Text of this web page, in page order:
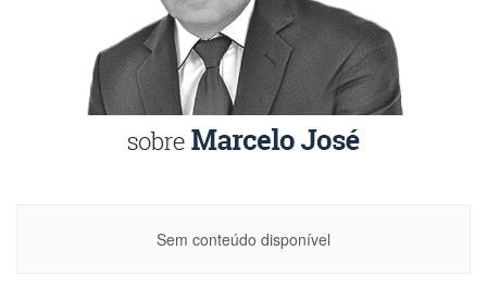
Sem conteúdo disponível